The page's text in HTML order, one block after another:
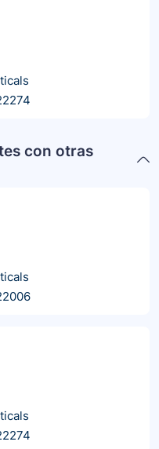
con otras